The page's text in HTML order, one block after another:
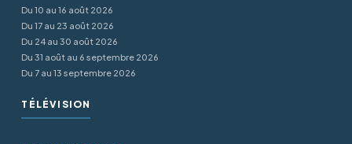
Du 10 au 16 août 2026
Du 17 au 23 août 2026
Du 24 au 30 août 2026
Du 31 août au 6 septembre 2026
Du 7 au 13 septembre 2026
TÉLÉVISION